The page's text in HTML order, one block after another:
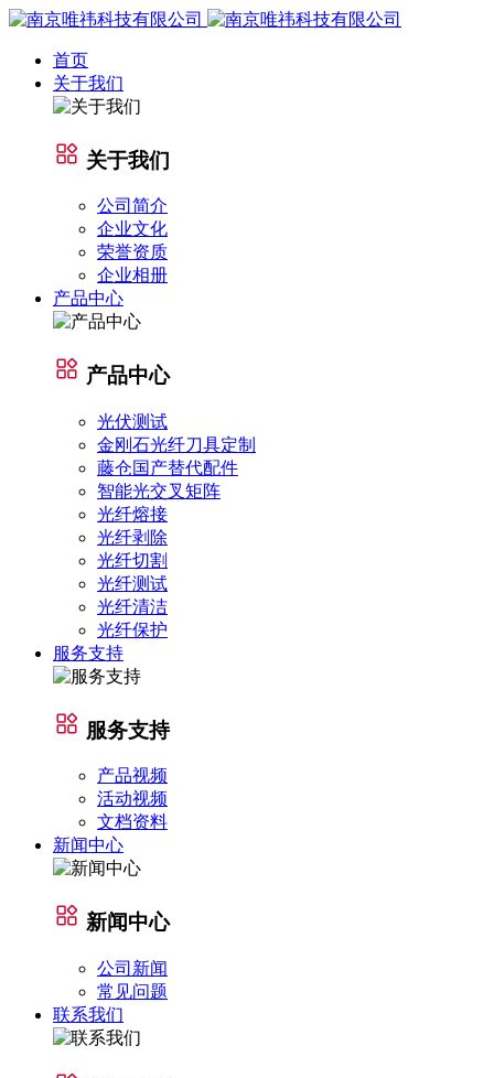
首页
关于我们
关于我们
公司简介
企业文化
荣誉资质
企业相册
产品中心
产品中心
光伏测试
金刚石光纤刀具定制
藤仓国产替代配件
智能光交叉矩阵
光纤熔接
光纤剥除
光纤切割
光纤测试
光纤清洁
光纤保护
服务支持
服务支持
产品视频
活动视频
文档资料
新闻中心
新闻中心
公司新闻
常见问题
联系我们